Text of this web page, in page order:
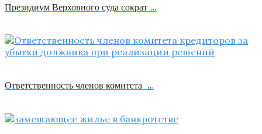
Президиум Верховного суда сократ …
Ответственность членов комитета …